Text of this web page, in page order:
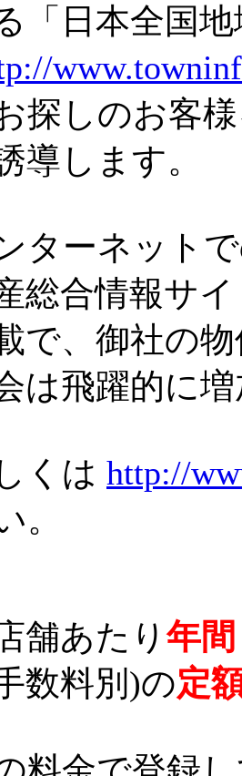
「日本全国
探しのお客
導します。
ターネット
総合情報サ
で、御社の
は飛躍的に
くは http://
。
舗あたり年
数料別)の定